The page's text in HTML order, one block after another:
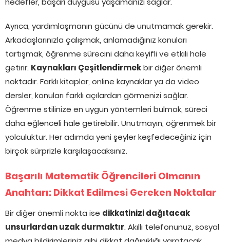
Ayrıca, yardımlaşmanın gücünü de unutmamak gerekir.
Arkadaşlarınızla çalışmak, anlamadığınız konuları
tartışmak, öğrenme sürecini daha keyifli ve etkili hale
getirir. Kaynakları Çeşitlendirmekbir diğer önemli
noktadır. Farklı kitaplar, online kaynaklar ya da video
dersler, konuları farklı açılardan görmenizi sağlar.
Öğrenme stilinize en uygun yöntemleri bulmak, süreci
daha eğlenceli hale getirebilir. Unutmayın, öğrenmek bir
yolculuktur. Her adımda yeni şeyler keşfedeceğiniz için
birçok sürprizle karşılaşacaksınız.
Başarılı Matematik Öğrencileri Olmanın
Anahtarı: Dikkat Edilmesi Gereken Noktalar
Bir diğer önemli nokta ise dikkatinizi dağıtacak
unsurlardan uzak durmaktır. Akıllı telefonunuz, sosyal